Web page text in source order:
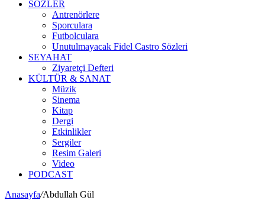
SÖZLER
Antrenörlere
Sporculara
Futbolculara
Unutulmayacak Fidel Castro Sözleri
SEYAHAT
Ziyaretçi Defteri
KÜLTÜR & SANAT
Müzik
Sinema
Kitap
Dergi
Etkinlikler
Sergiler
Resim Galeri
Video
PODCAST
Anasayfa/Abdullah Gül